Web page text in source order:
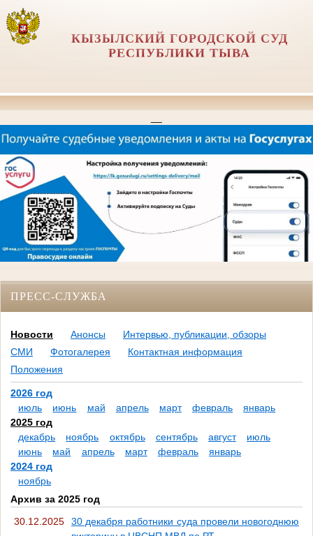
КЫЗЫЛСКИЙ ГОРОДСКОЙ СУД
РЕСПУБЛИКИ ТЫВА
ПРЕСС-СЛУЖБА
Новости Анонсы
Интервью, публикации, обзоры
СМИ
Фотогалерея
Контактная информация
Положения
2026 год
июль
июнь май апрель март февраль
январь
2025 год
декабрь
ноябрь октябрь сентябрь август
июль
июнь
май апрель март февраль
январь
2024 год
ноябрь
Архив за 2025 год
30.12.2025
30 декабря работники суда провели новогоднюю